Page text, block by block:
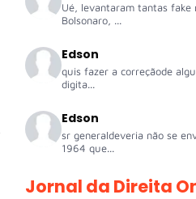
Ué, levantaram tantas fake
Bolsonaro, ...
Edson
quis fazer a correçãode
digita...
Edson
sr generaldeveria não se
1964 que...
Jornal da Direita